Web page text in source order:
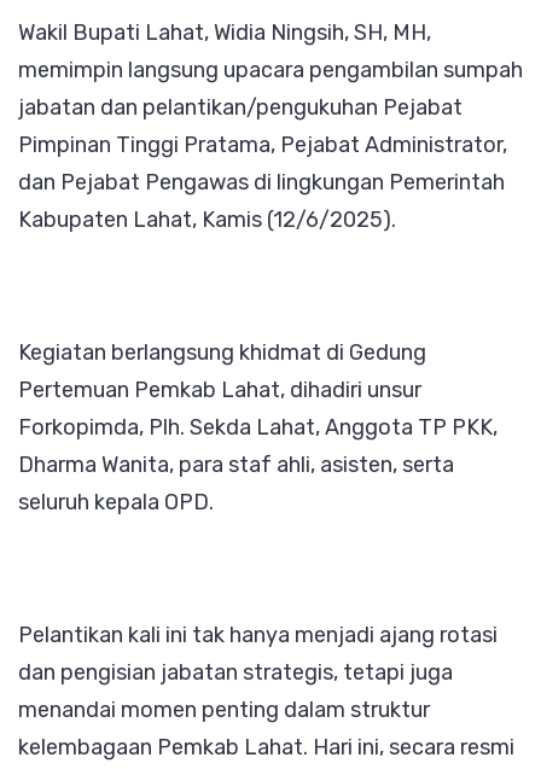
Damkar
dan
Satpol
PP
Wakil Bupati Lahat, Widia Ningsih, SH, MH,
memimpin langsung upacara pengambilan sumpah
jabatan dan pelantikan/pengukuhan Pejabat
Pimpinan Tinggi Pratama, Pejabat Administrator,
dan Pejabat Pengawas di lingkungan Pemerintah
Kabupaten Lahat, Kamis (12/6/2025).
Kegiatan berlangsung khidmat di Gedung
Pertemuan Pemkab Lahat, dihadiri unsur
Forkopimda, Plh. Sekda Lahat, Anggota TP PKK,
Dharma Wanita, para staf ahli, asisten, serta
seluruh kepala OPD.
Pelantikan kali ini tak hanya menjadi ajang rotasi
dan pengisian jabatan strategis, tetapi juga
menandai momen penting dalam struktur
kelembagaan Pemkab Lahat. Hari ini, secara resmi